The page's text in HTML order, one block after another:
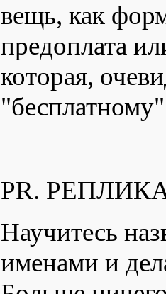
вещь, как
предоплата
которая,
PR.
Научитесь
именами и